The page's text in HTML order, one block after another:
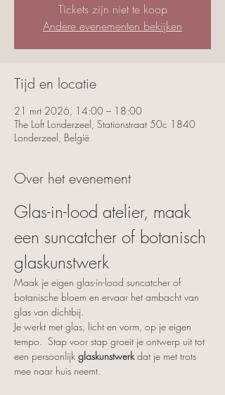
Tickets zijn niet te koop
Andere evenementen bekijken
Tijd en locatie
21 mrt 2026, 14:00 – 18:00
The Loft Londerzeel, Stationstraat 50c 1840
Londerzeel, België
Over het evenement
Glas-in-lood atelier, maak
een suncatcher of botanisch
glaskunstwerk
Maak je eigen glas-in-lood suncatcher of
botanische bloem en ervaar het ambacht van
glas van dichtbij.
Je werkt met glas, licht en vorm, op je eigen
tempo.  Stap voor stap groeit je ontwerp uit tot
een persoonlijk glaskunstwerk dat je met trots
mee naar huis neemt.